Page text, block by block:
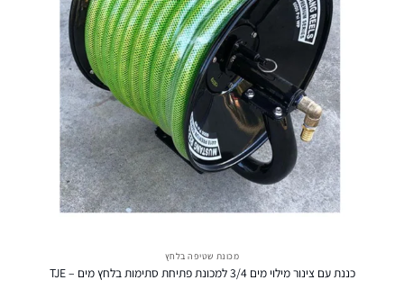
מכונת שטיפה בלחץ
כננת עם צינור מילוי מים 3/4 למכונת פתיחת סתימות בלחץ מים – TJE